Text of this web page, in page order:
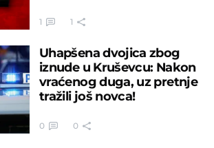
1 1
Uhapšena dvojica zbog
iznude u Kruševcu: Nakon
vraćenog duga, uz pretnje
tražili još novca!
0 0